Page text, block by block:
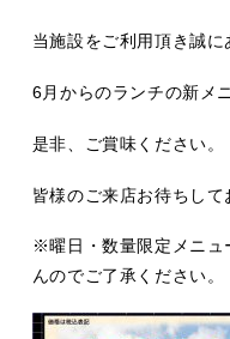
当施設をご利用頂き誠に
6月からのランチの新メ
是非、ご賞味ください。
皆様のご来店お待ちして
※曜日・数量限定メニュ
んのでご了承ください。